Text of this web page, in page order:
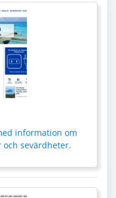
information om
sevärdheter.